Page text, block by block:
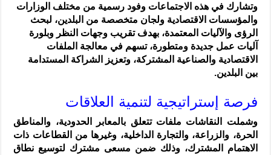
وتشارك في هذه الاجتماعات وفود رسمية من مختلف الوزارات
والمؤسسات الاقتصادية ولجان متخصصة من البلدين، لبحث
الرؤى والآليات المعتمدة، بهدف تقريب وجهات النظر وبلورة
آليات عمل جديدة ومتطورة، تسهم في معالجة الملفات
الاقتصادية والصناعية المشتركة، وتعزيز الشراكة المستدامة
بين البلدين.
فرصة إستراتيجية لتنمية العلاقات
وشملت النقاشات ملفات تتعلق بالمعابر الحدودية، والمناطق
الحرة، والزراعة، والتجارة الداخلية، وغيرها من القطاعات ذات
الاهتمام المشترك، وذلك ضمن مسعى مشترك لتوسيع نطاق